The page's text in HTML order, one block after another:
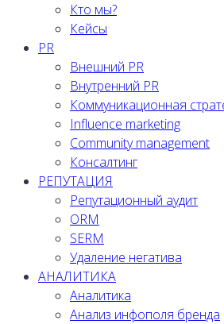
Кто мы?
Кейсы
PR
Внешний PR
Внутренний PR
Коммуникационная
Influence marketing
Community management
Консалтинг
РЕПУТАЦИЯ
Репутационный аудит
ORM
SERM
Удаление негатива
АНАЛИТИКА
Аналитика
Анализ инфополя бренда